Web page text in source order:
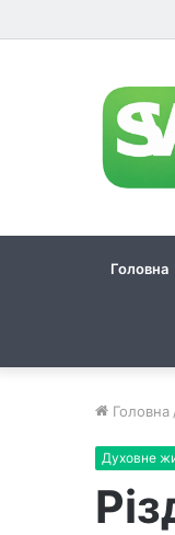
Головна
Головна
Духовне